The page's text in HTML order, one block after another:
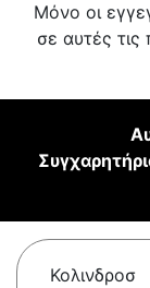
Μόνο οι
σε αυτές τις
Κολινδροσ